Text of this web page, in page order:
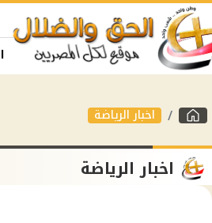
اخبار الرياضة
اخبار الرياضة